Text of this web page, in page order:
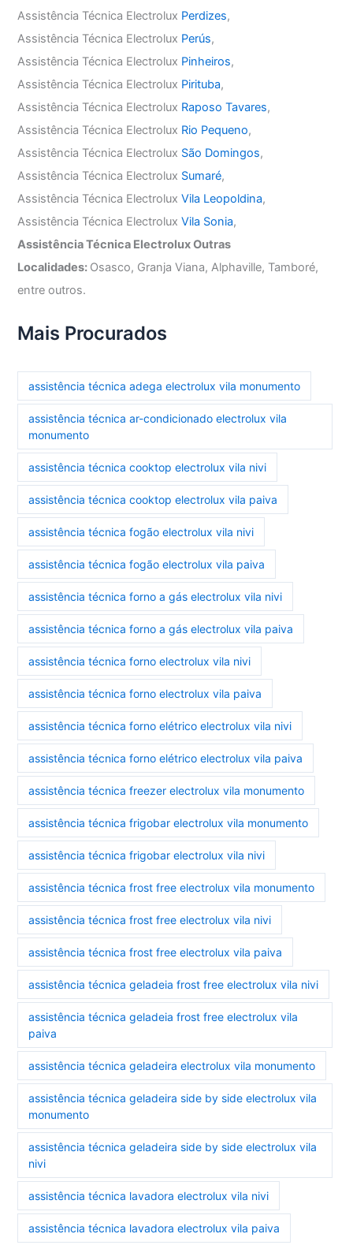
Assistência Técnica Electrolux Perdizes,
Assistência Técnica Electrolux Perús,
Assistência Técnica Electrolux Pinheiros,
Assistência Técnica Electrolux Pirituba,
Assistência Técnica Electrolux Raposo Tavares,
Assistência Técnica Electrolux Rio Pequeno,
Assistência Técnica Electrolux São Domingos,
Assistência Técnica Electrolux Sumaré,
Assistência Técnica ElectroluxVila Leopoldina,
Assistência Técnica ElectroluxVila Sonia,
Assistência Técnica Electrolux Outras
Localidades: Osasco, Granja Viana, Alphaville, Tamboré,
entre outros.
Mais Procurados
assistência técnica adega electrolux vila monumento
assistência técnica ar-condicionado electrolux vila
monumento
assistência técnica cooktop electrolux vila nivi
assistência técnica cooktop electrolux vila paiva
assistência técnica fogão electrolux vila nivi
assistência técnica fogão electrolux vila paiva
assistência técnica forno a gás electrolux vila nivi
assistência técnica forno a gás electrolux vila paiva
assistência técnica forno electrolux vila nivi
assistência técnica forno electrolux vila paiva
assistência técnica forno elétrico electrolux vila nivi
assistência técnica forno elétrico electrolux vila paiva
assistência técnica freezer electrolux vila monumento
assistência técnica frigobar electrolux vila monumento
assistência técnica frigobar electrolux vila nivi
assistência técnica frost free electrolux vila monumento
assistência técnica frost free electrolux vila nivi
assistência técnica frost free electrolux vila paiva
assistência técnica geladeia frost free electrolux vila nivi
assistência técnica geladeia frost free electrolux vila
paiva
assistência técnica geladeira electrolux vila monumento
assistência técnica geladeira side by side electrolux vila
monumento
assistência técnica geladeira side by side electrolux vila
nivi
assistência técnica lavadora electrolux vila nivi
assistência técnica lavadora electrolux vila paiva